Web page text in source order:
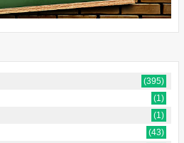
(395)
(1)
(1)
(43)